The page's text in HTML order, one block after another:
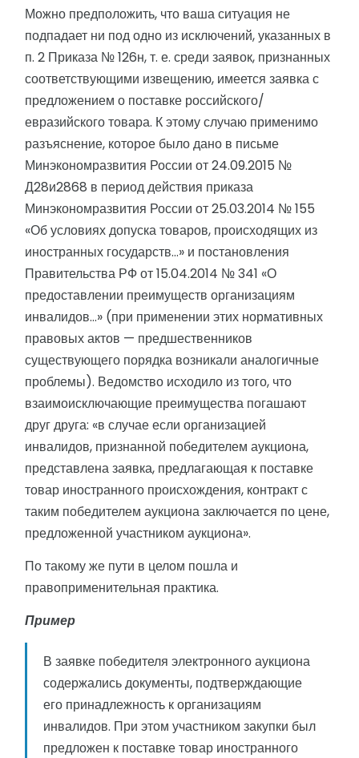
Можно предположить, что ваша ситуация не
подпадает ни под одно из исключений, указанных в
п. 2 Приказа № 126н, т. е. среди заявок, признанных
соответствующими извещению, имеется заявка с
предложением о поставке российского/
евразийского товара. К этому случаю применимо
разъяснение, которое было дано в письме
Минэкономразвития России от 24.09.2015 №
Д28и2868 в период действия приказа
Минэкономразвития России от 25.03.2014 № 155
«Об условиях допуска товаров, происходящих из
иностранных государств…» и постановления
Правительства РФ от 15.04.2014 № 341 «О
предоставлении преимуществ организациям
инвалидов…» (при применении этих нормативных
правовых актов — предшественников
существующего порядка возникали аналогичные
проблемы). Ведомство исходило из того, что
взаимоисключающие преимущества погашают
друг друга: «в случае если организацией
инвалидов, признанной победителем аукциона,
представлена заявка, предлагающая к поставке
товар иностранного происхождения, контракт с
таким победителем аукциона заключается по цене,
предложенной участником аукциона».
По такому же пути в целом пошла и
правоприменительная практика.
Пример
В заявке победителя электронного аукциона
содержались документы, подтверждающие
его принадлежность к организациям
инвалидов. При этом участником закупки был
предложен к поставке товар иностранного